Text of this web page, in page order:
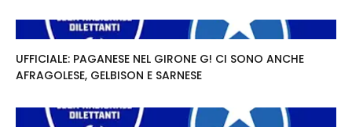
UFFICIALE: PAGANESE NEL GIRONE G! CI SONO ANCHE
AFRAGOLESE, GELBISON E SARNESE